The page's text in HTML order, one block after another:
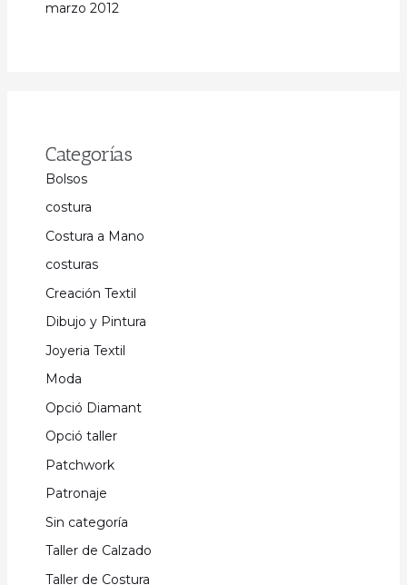
marzo 2012
Categorías
Bolsos
costura
Costura a Mano
costuras
Creación Textil
Dibujo y Pintura
Joyeria Textil
Moda
Opció Diamant
Opció taller
Patchwork
Patronaje
Sin categoría
Taller de Calzado
Taller de Costura